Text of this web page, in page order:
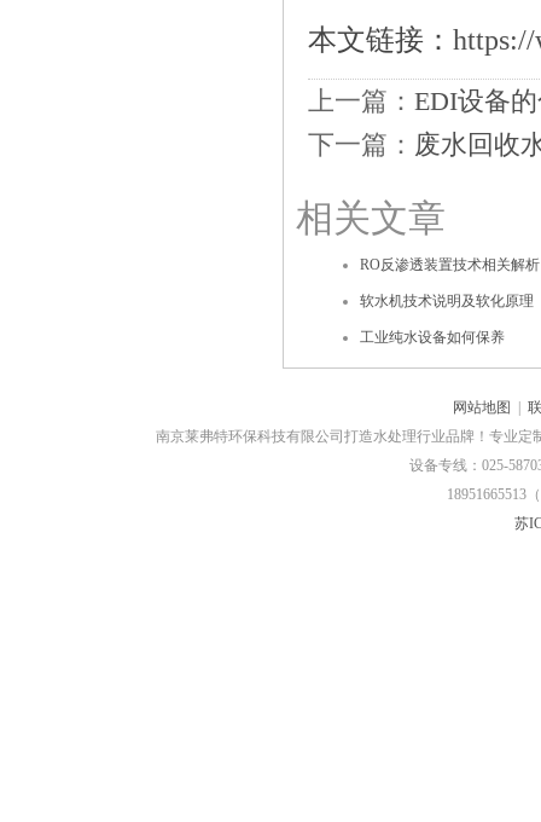
本文链接：
上一篇： EDI设备
下一篇： 废水回收
相关文章
RO反渗透装置技术相关解析
软水机技术说明及软化原理
工业纯水设备如何保养
网站地图
南京莱弗特环保科技有限公司打造水处理行业品牌！专业定
设备专线：025-
18951665513
苏